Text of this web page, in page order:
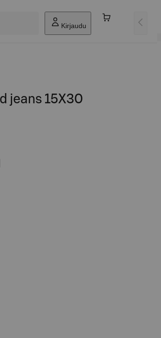
Kirjaudu
jeans 15X30